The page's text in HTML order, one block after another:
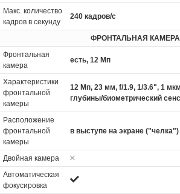
Макс. количество
кадров в секунду
240 кадров/с
ФРОНТАЛЬНАЯ КАМЕРА
Фронтальная
камера
есть, 12 Мп
Характеристики
фронтальной
камеры
12 Мп, 23 мм, f/1.9, 1/3.6", 1
глубины/биометрический
Расположение
фронтальной
камеры
в выступе на экране ("челка")
Двойная камера
Автоматическая
фокусировка